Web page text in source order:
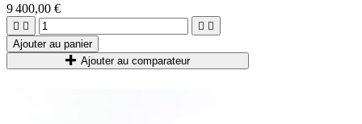
9 400,00 €
   
Ajouter au panier
Ajouter au comparateur